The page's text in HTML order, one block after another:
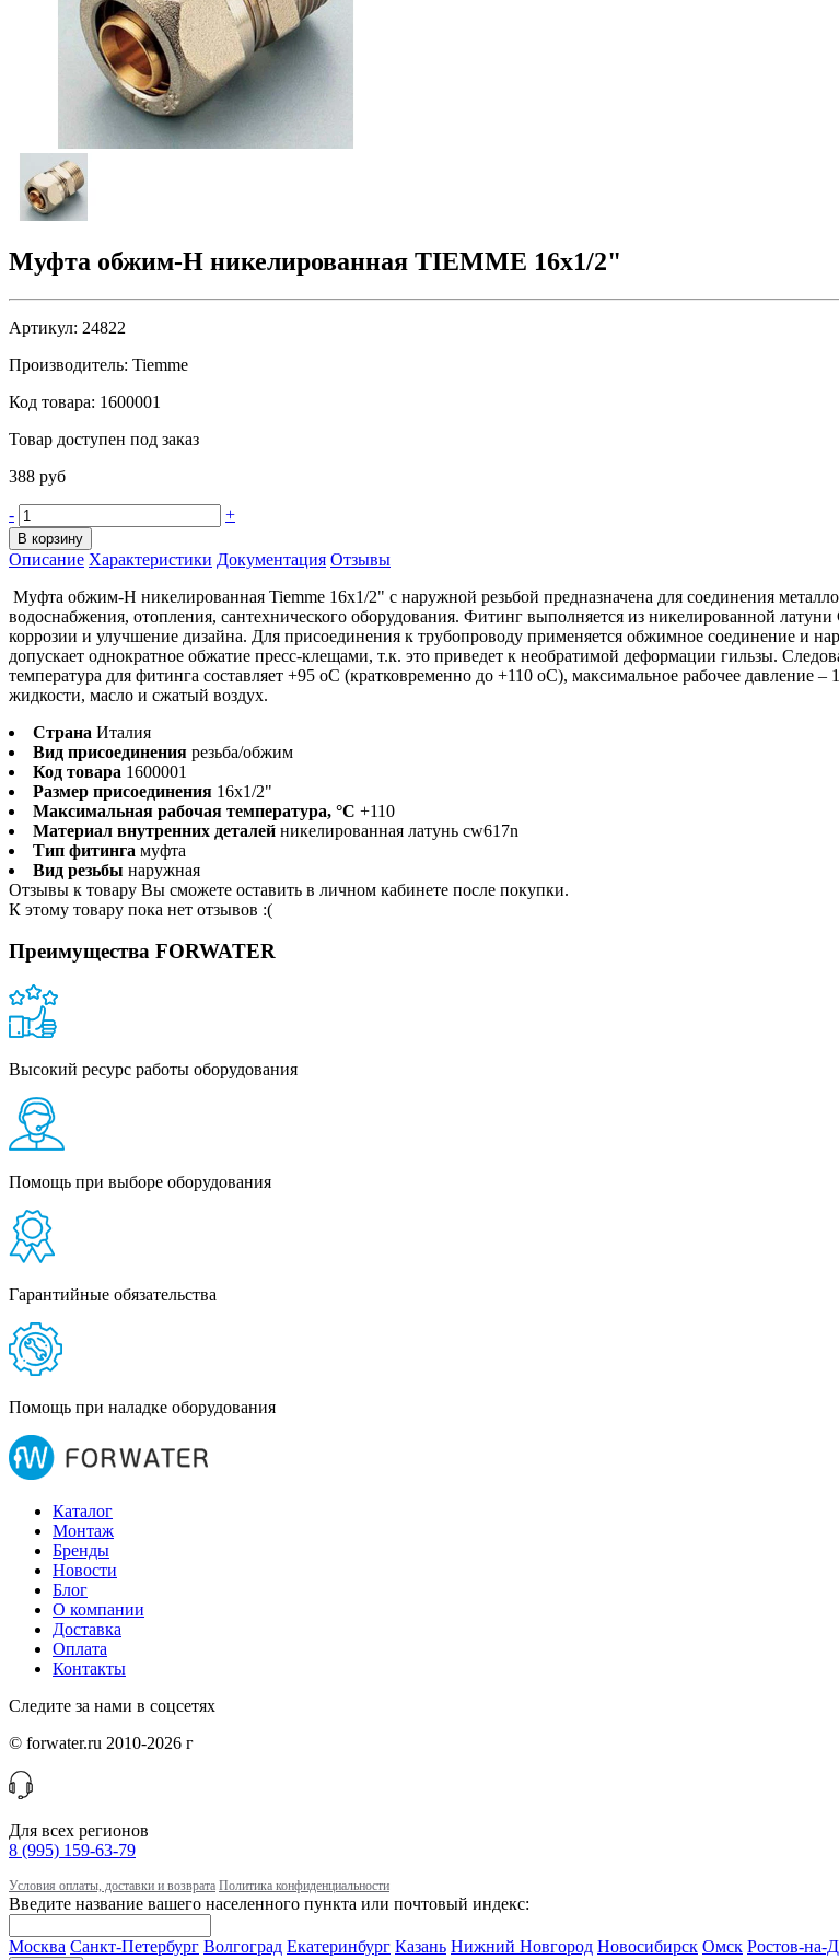
Муфта обжим-Н никелированная TIEMME 16х1/2"
Артикул: 24822
Производитель: Tiemme
Код товара: 1600001
Товар доступен под заказ
388 руб
- +
В корзину
Описание Характеристики Документация Отзывы
Муфта обжим-H никелированная Tiemme 16х1/2" с наружной резьбой предназначена для соединения
водоснабжения, отопления, сантехнического оборудования. Фитинг выполняется из никелированной
коррозии и улучшение дизайна. Для присоединения к трубопроводу применяется обжимное соединение и
допускает однократное обжатие пресс-клещами, т.к. это приведет к необратимой деформации гильзы.
температура для фитинга составляет +95 оС (кратковременно до +110 оС), максимальное рабочее давление
жидкости, масло и сжатый воздух.
Страна Италия
Вид присоединения резьба/обжим
Код товара 1600001
Размер присоединения 16x1/2"
Максимальная рабочая температура, °С +110
Материал внутренних деталей никелированная латунь cw617n
Тип фитинга муфта
Вид резьбы наружная
Отзывы к товару Вы сможете оставить в личном кабинете после покупки.
К этому товару пока нет отзывов :(
Преимущества FORWATER
Высокий ресурс работы оборудования
Помощь при выборе оборудования
Гарантийные обязательства
Помощь при наладке оборудования
Каталог
Монтаж
Бренды
Новости
Блог
О компании
Доставка
Оплата
Контакты
Следите за нами в соцсетях
© forwater.ru 2010-2026 г
Для всех регионов
8 (995) 159-63-79
Условия оплаты, доставки и возврата Политика конфиденциальности
Введите название вашего населенного пункта или почтовый индекс:
Москва Санкт-Петербург Волгоград Екатеринбург Казань Нижний Новгород Новосибирск Омск Ростов-на-